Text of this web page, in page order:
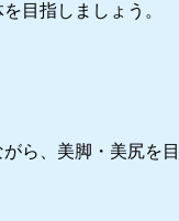
目指しましょう。
ら、美脚・美尻を目